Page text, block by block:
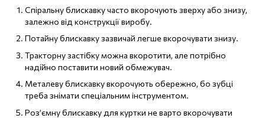
Спіральну блискавку часто вкорочують зверху або знизу,
залежно від конструкції виробу.
Потайну блискавку зазвичай легше вкорочувати знизу.
Тракторну застібку можна вкоротити, але потрібно
надійно поставити новий обмежувач.
Металеву блискавку вкорочують обережно, бо зубці
треба знімати спеціальним інструментом.
Роз’ємну блискавку для куртки не варто вкорочувати